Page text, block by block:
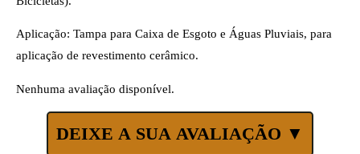
Aplicação: Tampa para Caixa de Esgoto e Águas Pluviais, para
aplicação de revestimento cerâmico.
Nenhuma avaliação disponível.
DEIXE A SUA AVALIAÇÃO ▼